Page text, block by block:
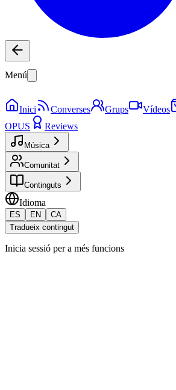
Menú
Inici Converses Grups Vídeos
OPUS
Reviews
Música
Comunitat
Continguts
Idioma
ES EN
CA
Tradueix contingut
Inicia sessió per a més funcions